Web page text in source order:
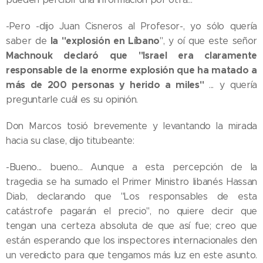
-Pero -dijo Juan Cisneros al Profesor-, yo sólo quería
saber de la "explosión en Líbano", y oí que este señor
Machnouk declaró que "Israel era claramente
responsable de la enorme explosión que ha matado a
más de 200 personas y herido a miles" ... y quería
preguntarle cuál es su opinión.
Don Marcos tosió brevemente y levantando la mirada
hacia su clase, dijo titubeante:
-Bueno... bueno... Aunque a esta percepción de la
tragedia se ha sumado el Primer Ministro libanés Hassan
Diab, declarando que "Los responsables de esta
catástrofe pagarán el precio", no quiere decir que
tengan una certeza absoluta de que así fue; creo que
están esperando que los inspectores internacionales den
un veredicto para que tengamos más luz en este asunto.